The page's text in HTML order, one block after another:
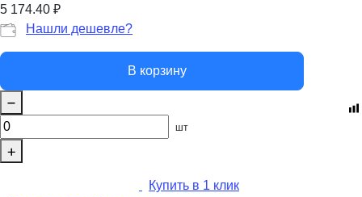
5 174.40 ₽
Нашли дешевле?
В корзину
шт
Купить в 1 клик